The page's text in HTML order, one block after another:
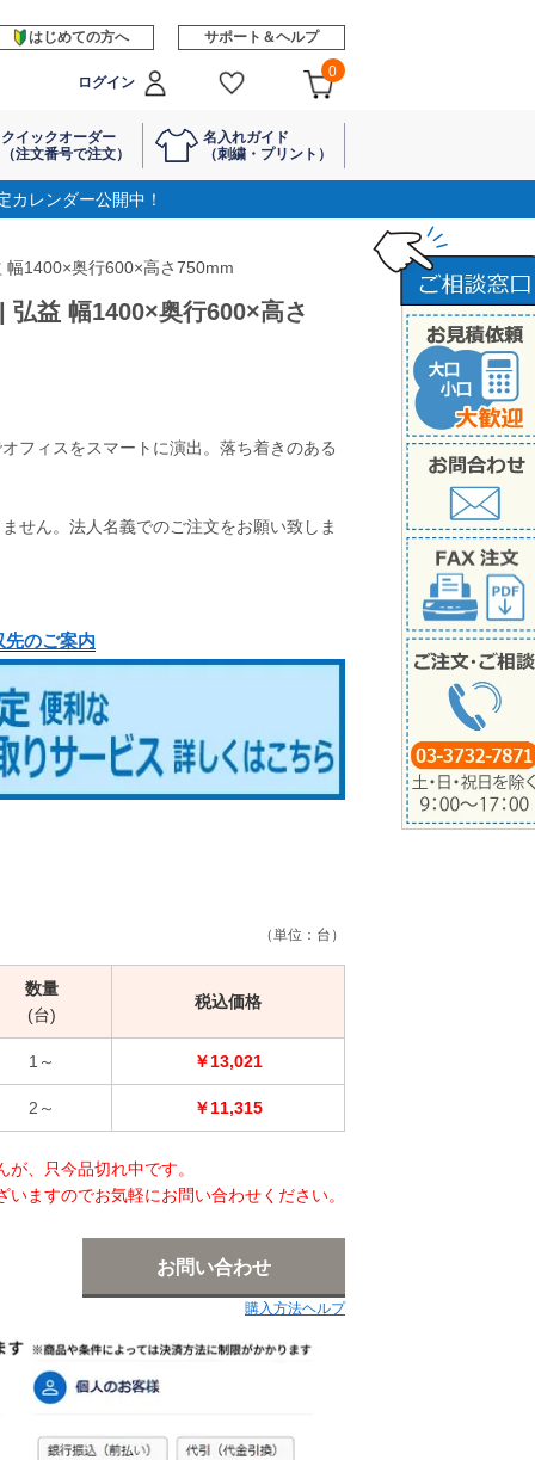
はじめての方へ サポート＆ヘルプ
ログイン
0
クイックオーダー
（注文番号で注文）
名入れガイド
（刺繍・プリント）
カレンダー公開中！
1400×奥行600×高さ750mm
益 幅1400×奥行600×高さ
フィスをスマートに演出。落ち着きのある
せん。法人名義でのご注文をお願い致しま
先のご案内
（単位：台）
数量
(台)
税込価格
1～ ￥13,021
2～ ￥11,315
が、只今品切れ中です。
ますのでお気軽にお問い合わせください。
お問い合わせ
購入方法ヘルプ